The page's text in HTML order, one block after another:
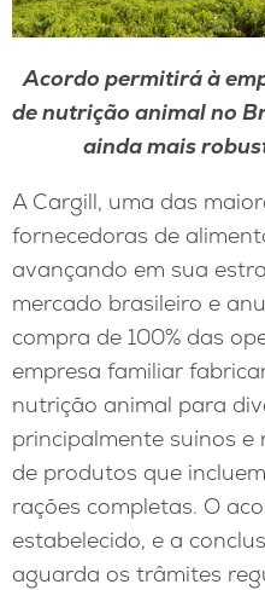
Acordo permitirá à
de nutrição animal no
ainda mais
A Cargill, uma das
fornecedoras de
avançando em sua
mercado brasileiro e
compra de 100% das
empresa familiar
nutrição animal para
principalmente suínos e
de produtos que
rações completas. O
estabelecido, e a
aguarda os trâmites